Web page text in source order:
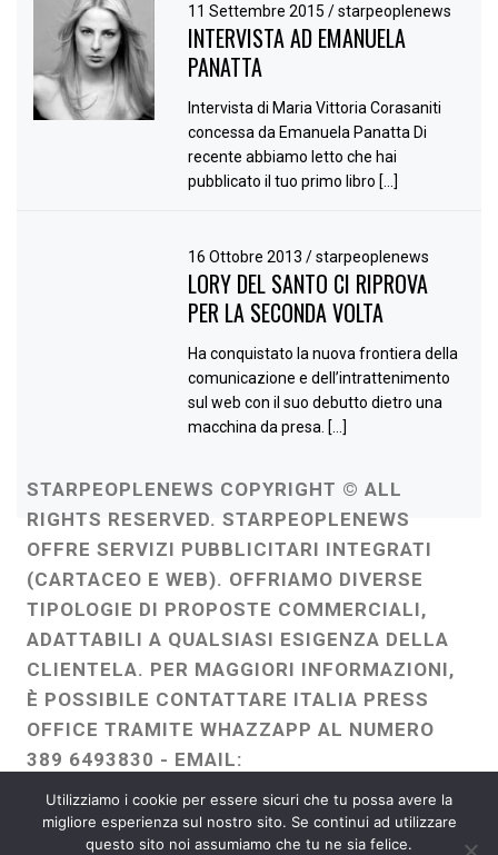
11 Settembre 2015/ starpeoplenews
INTERVISTA AD EMANUELA
PANATTA
Intervista di Maria Vittoria Corasaniti
concessa da Emanuela Panatta Di
recente abbiamo letto che hai
pubblicato il tuo primo libro […]
16 Ottobre 2013/ starpeoplenews
LORY DEL SANTO CI RIPROVA
PER LA SECONDA VOLTA
Ha conquistato la nuova frontiera della
comunicazione e dell’intrattenimento
sul web con il suo debutto dietro una
macchina da presa. […]
STARPEOPLENEWS COPYRIGHT © ALL
RIGHTS RESERVED. STARPEOPLENEWS
OFFRE SERVIZI PUBBLICITARI INTEGRATI
(CARTACEO E WEB). OFFRIAMO DIVERSE
TIPOLOGIE DI PROPOSTE COMMERCIALI,
ADATTABILI A QUALSIASI ESIGENZA DELLA
CLIENTELA. PER MAGGIORI INFORMAZIONI,
È POSSIBILE CONTATTARE ITALIA PRESS
OFFICE TRAMITE WHAZZAPP AL NUMERO
389 6493830 - EMAIL:
ITALIAPRESSOFFICE@GMAIL.COM
WEBMASTER :FRANCESCO GENTILE
FREELANCE
Utilizziamo i cookie per essere sicuri che tu possa avere la
migliore esperienza sul nostro sito. Se continui ad utilizzare
questo sito noi assumiamo che tu ne sia felice.